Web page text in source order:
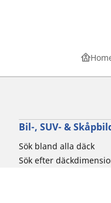
Bil-, SUV- &
Sök bland alla däck
Sök efter